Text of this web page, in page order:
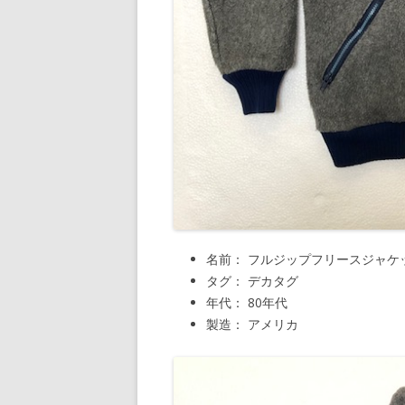
名前： フルジップフリースジャケ
タグ： デカタグ
年代： 80年代
製造： アメリカ